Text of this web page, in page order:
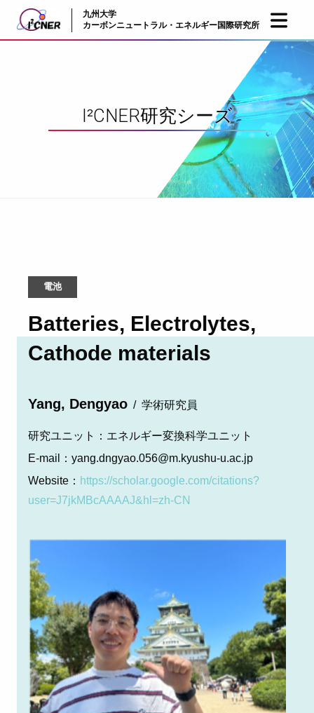
九州大学
カーボンニュートラル・エネルギー国際研究所
I²CNER研究シーズ
電池
Batteries, Electrolytes,
Cathode materials
Yang, Dengyao 学術研究員
研究ユニット： エネルギー変換科学ユニット
E-mail： yang.dngyao.056@m.kyushu-u.ac.jp
Website： https://scholar.google.com/citations?
user=J7jkMBcAAAAJ&hl=zh-CN